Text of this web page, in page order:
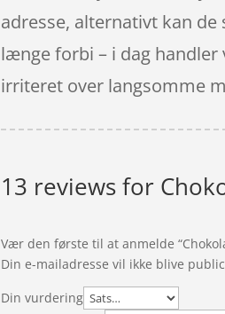
adresse, alternativt kan
længe forbi – i dag handler
irriteret over langsomme
13 reviews for
Vær den første til at anmelde
Din e-mailadresse vil ikke blive
Din vurdering